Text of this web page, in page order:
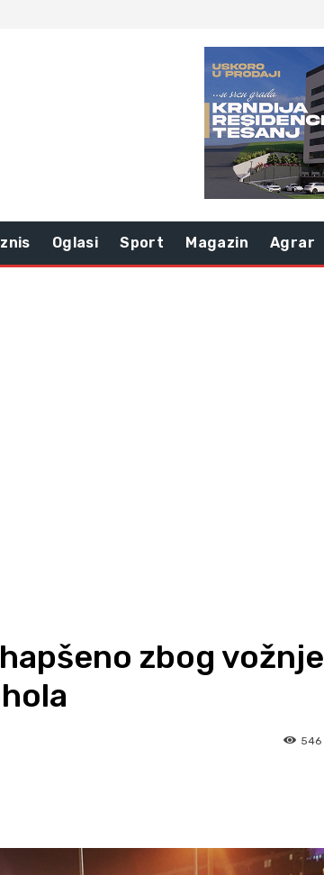
Oglasi Sport Magazin Agrar
zbog vožnje
546